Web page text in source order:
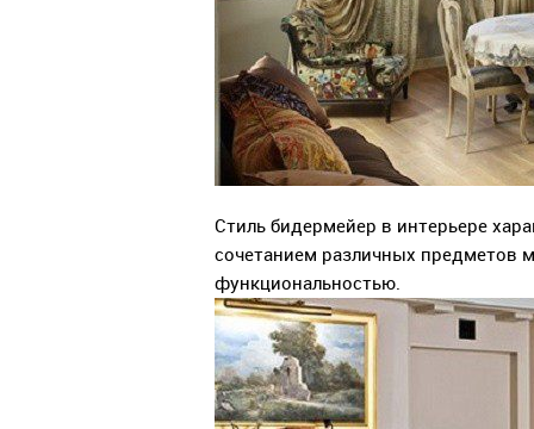
Стиль бидермейер в интерьере
сочетанием различных предметов
функциональностью.